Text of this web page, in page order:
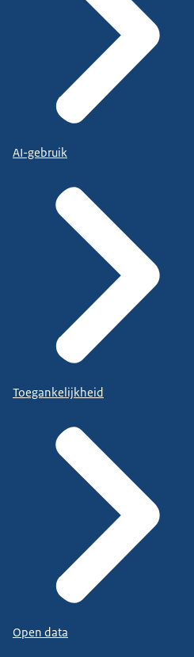
AI-gebruik
Toegankelijkheid
Open data